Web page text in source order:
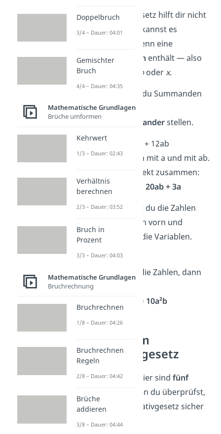
Das Kommutativgesetz hilft dir nicht
nur mit Zahlen. Du kannst es
genauso nutzen, wenn eine
RechnungVariablen enthält — also
Buchstaben wie
a, boderx.
kannst du Summanden
mit denselben
Variablen
nebeneinanderstellen.
➡️Beispiel:
3a + 8ab + 12ab
Es gibt Summanden mit a und mit ab.
Also fasst du sie direkt zusammen:
→ 8ab + 12ab + 3a = 20ab + 3a
InProduktenstellst du die Zahlen
ohne Variablen nach vorn und
gruppierst danach die Variablen.
➡️Beispiel:2a · 5ab
Du ordnest zuerst die Zahlen, dann
die Variablen:
→ (2 · 5) · (a · a · b) = 10a²b
Übungen zum
Kommutativgesetz
Jetzt bist du dran. Hier sind fünf
, mit denen du überprüfst,
ob du das Kommutativgesetz sicher
anwenden kannst.
Doppelbruch
3/4 – Dauer: 04:01
Gemischter
Bruch
4/4 – Dauer: 04:35
Mathematische Grundlagen
Brüche umformen
Kehrwert
1/3 – Dauer: 02:43
Verhältnis
berechnen
2/3 – Dauer: 03:52
Bruch in
Prozent
3/3 – Dauer: 04:03
Mathematische Grundlagen
Bruchrechnung
Bruchrechnen
1/8 – Dauer: 04:26
Bruchrechnen
Regeln
2/8 – Dauer: 04:42
Brüche
addieren
3/8 – Dauer: 04:44